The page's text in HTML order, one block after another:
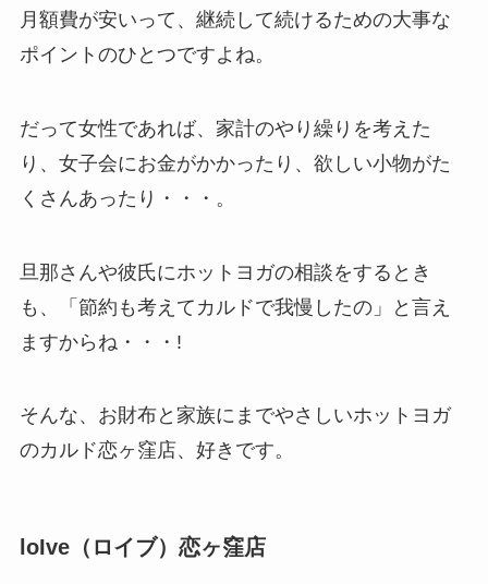
月額費が安いって、継続して続けるための大事な
ポイントのひとつですよね。
だって女性であれば、家計のやり繰りを考えた
り、女子会にお金がかかったり、欲しい小物がた
くさんあったり・・・。
旦那さんや彼氏にホットヨガの相談をするとき
も、「節約も考えてカルドで我慢したの」と言え
ますからね・・・!
そんな、お財布と家族にまでやさしいホットヨガ
のカルド恋ヶ窪店、好きです。
loIve（ロイブ）恋ヶ窪店